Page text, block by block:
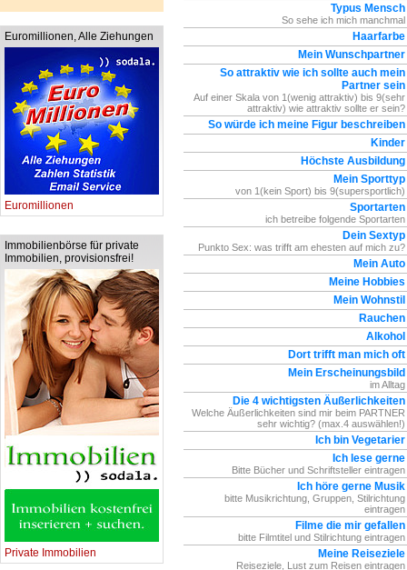
Euromillionen, Alle Ziehungen
Euromillionen
Immobilienbörse für private
Immobilien, provisionsfrei!
Private Immobilien
Typus Mensch
So sehe ich mich manchmal
Haarfarbe
Mein Wunschpartner
So attraktiv wie ich sollte auch mein
Partner sein
Auf einer Skala von 1(wenig attraktiv) bis 9(sehr
attraktiv) wie attraktiv sollte er sein?
So würde ich meine Figur beschreiben
Kinder
Höchste Ausbildung
Mein Sporttyp
von 1(kein Sport) bis 9(supersportlich)
Sportarten
ich betreibe folgende Sportarten
Dein Sextyp
Punkto Sex: was trifft am ehesten auf mich zu?
Mein Auto
Meine Hobbies
Mein Wohnstil
Rauchen
Alkohol
Dort trifft man mich oft
Mein Erscheinungsbild
im Alltag
Die 4 wichtigsten Äußerlichkeiten
Welche Äußerlichkeiten sind mir beim PARTNER
sehr wichtig? (max.4 auswählen!)
Ich bin Vegetarier
Ich lese gerne
Bitte Bücher und Schriftsteller eintragen
Ich höre gerne Musik
bitte Musikrichtung, Gruppen, Stilrichtung
eintragen
Filme die mir gefallen
bitte Filmtitel und Stilrichtung eintragen
Meine Reiseziele
Reiseziele, Lust zum Reisen eintragen